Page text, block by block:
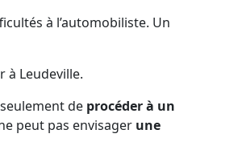
à l’automobiliste. Un
à Leudeville.
de procéder à un
peut pas envisager une